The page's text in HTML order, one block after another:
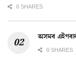
0 SHARES
অসমৰ
0 SHARES